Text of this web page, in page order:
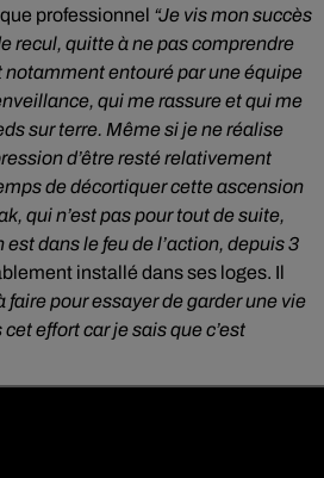
professionnel “Je vis mon succès
recul, quitte à ne pas comprendre
notamment entouré par une équipe
qui me rassure et qui me
sur terre. Même si je ne réalise
d’être resté relativement
de décortiquer cette ascension
qui n’est pas pour tout de suite,
dans le feu de l’action, depuis 3
installé dans ses loges. Il
faire pour essayer de garder une vie
effort car je sais que c’est